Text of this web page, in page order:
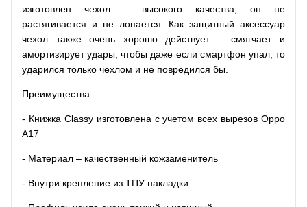
изготовлен чехол – высокого качества, он не
растягивается и не лопается. Как защитный аксессуар
чехол также очень хорошо действует – смягчает и
амортизирует удары, чтобы даже если смартфон упал, то
ударился только чехлом и не повредился бы.
Преимущества:
- Книжка Classy изготовлена с учетом всех вырезов Oppo
A17
- Материал – качественный кожзаменитель
- Внутри крепление из ТПУ накладки